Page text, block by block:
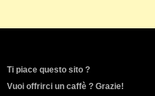
Ti piace questo sito ?
Vuoi offrirci un caffè ? Grazie!